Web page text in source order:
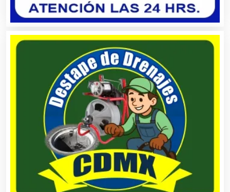
Aparatos y Equipos Eléctricos
Arquitectos
Artes Gráficas
Artesanías
Artículos de Oficina